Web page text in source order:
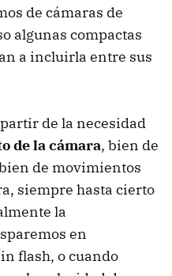
de cámaras de
algunas compactas
a incluirla entre sus
de la necesidad
de la cámara, bien de
de movimientos
siempre hasta cierto
la
en
flash, o cuando